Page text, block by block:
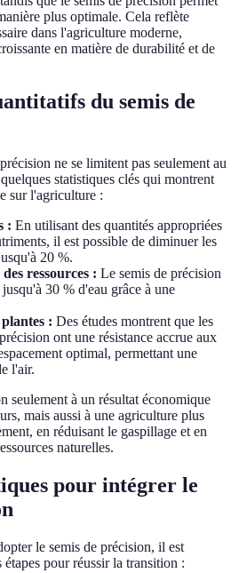
plus optimale. Cela reflète
dans l'agriculture moderne,
en matière de durabilité et de
du semis de
ne se limitent pas seulement au
statistiques clés qui montrent
sur l'agriculture :
: En utilisant des quantités appropriées
il est possible de diminuer les
20 %.
ressources : Le semis de précision
30 % d'eau grâce à une
: Des études montrent que les
ont une résistance accrue aux
optimal, permettant une
l'air.
seulement à un résultat économique
mais aussi à une agriculture plus
en réduisant le gaspillage et en
naturelles.
pour intégrer le
le semis de précision, il est
étapes pour réussir la transition :